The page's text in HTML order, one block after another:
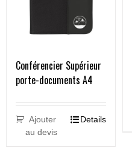
Conférencier Supérieur
porte-documents A4
Ajouter
au devis
Details